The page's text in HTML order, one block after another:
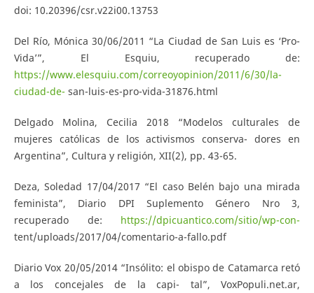
doi: 10.20396/csr.v22i00.13753
Del Río, Mónica 30/06/2011 “La Ciudad de San Luis es ‘Pro-
Vida’”, El Esquiu, recuperado de:
https://www.elesquiu.com/correoyopinion/2011/6/30/la-
ciudad-de- san-luis-es-pro-vida-31876.html
Delgado Molina, Cecilia 2018 “Modelos culturales de
mujeres católicas de los activismos conserva- dores en
Argentina”, Cultura y religión, XII(2), pp. 43-65.
Deza, Soledad 17/04/2017 “El caso Belén bajo una mirada
feminista”, Diario DPI Suplemento Género Nro 3,
recuperado de: https://dpicuantico.com/sitio/wp-con-
tent/uploads/2017/04/comentario-a-fallo.pdf
Diario Vox 20/05/2014 “Insólito: el obispo de Catamarca retó
a los concejales de la capi- tal”, VoxPopuli.net.ar,